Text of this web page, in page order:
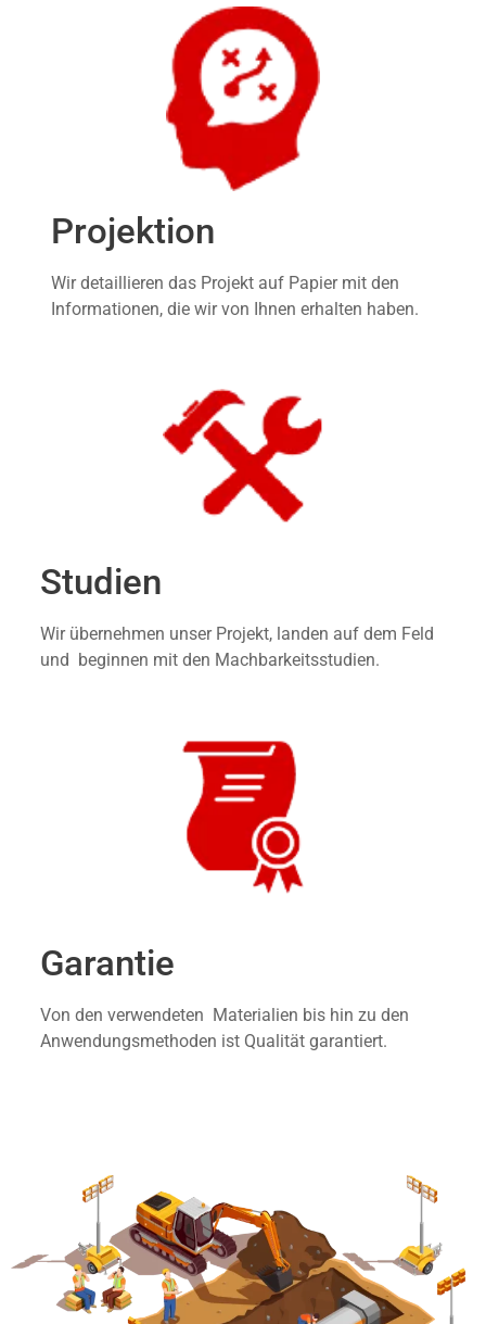
Projektion
Wir detaillieren das Projekt auf Papier mit den
Informationen, die wir von Ihnen erhalten haben.
Studien
Wir übernehmen unser Projekt, landen auf dem Feld
und beginnen mit den Machbarkeitsstudien.
Garantie
Von den verwendeten Materialien bis hin zu den
Anwendungsmethoden ist Qualität garantiert.